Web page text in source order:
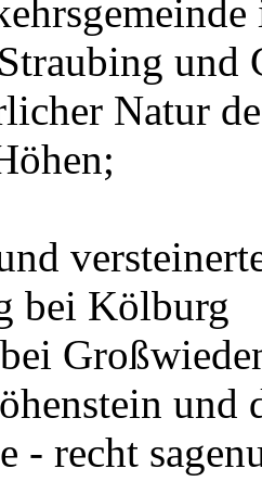
und
Natur
bei Kölburg
und
- recht